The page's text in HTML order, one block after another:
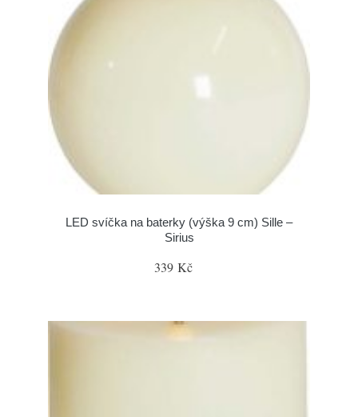
LED svíčka na baterky (výška 9 cm) Sille –
Sirius
339 Kč